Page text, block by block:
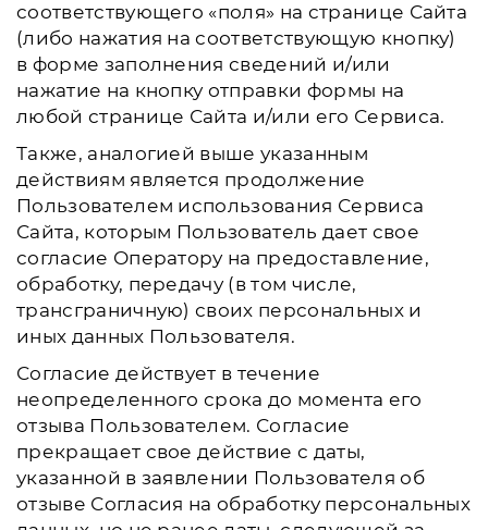
соответствующего «поля» на странице Сайта
(либо нажатия на соответствующую кнопку)
в форме заполнения сведений и/или
нажатие на кнопку отправки формы на
любой странице Сайта и/или его Сервиса.
Также, аналогией выше указанным
действиям является продолжение
Пользователем использования Сервиса
Сайта, которым Пользователь дает свое
согласие Оператору на предоставление,
обработку, передачу (в том числе,
трансграничную) своих персональных и
иных данных Пользователя.
Согласие действует в течение
неопределенного срока до момента его
отзыва Пользователем. Согласие
прекращает свое действие с даты,
указанной в заявлении Пользователя об
отзыве Согласия на обработку персональных